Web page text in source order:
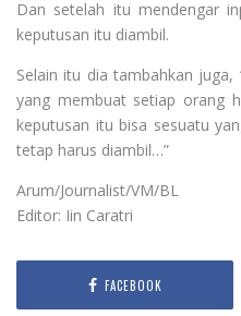
Dan setelah itu mendengar
keputusan itu diambil.
Selain itu dia tambahkan
yang membuat setiap orang
keputusan itu bisa sesuatu
tetap harus diambil…”
Arum/Journalist/VM/BL
Editor: Iin Caratri
FACEBOOK